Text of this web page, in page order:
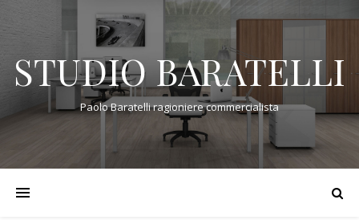
STUDIO BARATELLI
Paolo Baratelli ragioniere commercialista